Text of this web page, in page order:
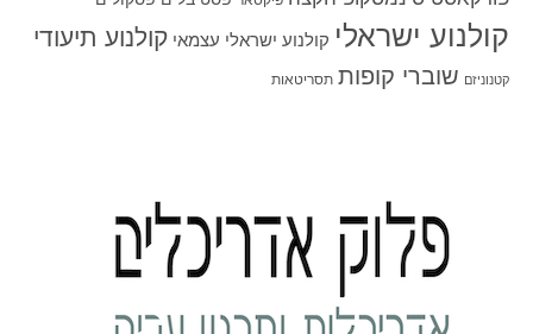
קולנוע ישראלי קולנוע ישראלי עצמאי קולנוע תיעודי
קטנוניזם שוברי קופות תסריטאות